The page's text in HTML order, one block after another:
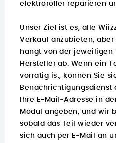
elektroroller reparieren
Unser Ziel ist es, alle
Verkauf anzubieten,
hängt von der jeweiligen
Hersteller ab. Wenn ein
vorrätig ist, können Sie
Benachrichtigungsdienst
Ihre E-Mail-Adresse in
Modul angeben, und wir
sobald das Teil wieder
sich auch per E-Mail an